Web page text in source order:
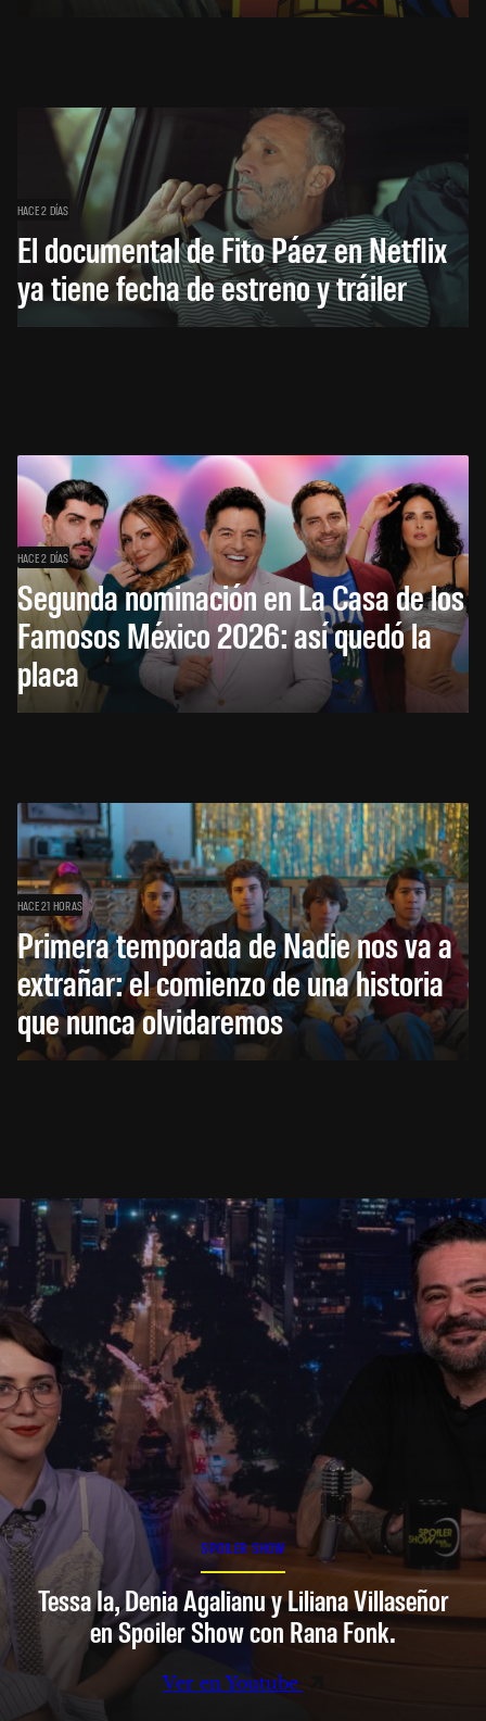
HACE 2 DÍAS
El documental de Fito Páez en Netflix
ya tiene fecha de estreno y tráiler
HACE 2 DÍAS
Segunda nominación en La Casa de los
Famosos México 2026: así quedó la
placa
HACE 21 HORAS
Primera temporada de Nadie nos va a
extrañar: el comienzo de una historia
que nunca olvidaremos
SPOILER SHOW
Tessa Ia, Denia Agalianu y Liliana Villaseñor
en Spoiler Show con Rana Fonk.
Ver en Youtube